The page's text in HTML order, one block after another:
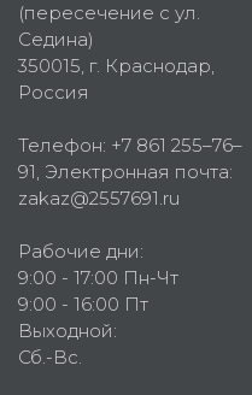
(пересечение с ул.
Седина)
350015, г. Краснодар,
Россия
Телефон: +7 861 255–76–
91, Электронная почта:
zakaz@2557691.ru
Рабочие дни:
9:00 - 17:00 Пн-Чт
9:00 - 16:00 Пт
Выходной:
Сб.-Вс.